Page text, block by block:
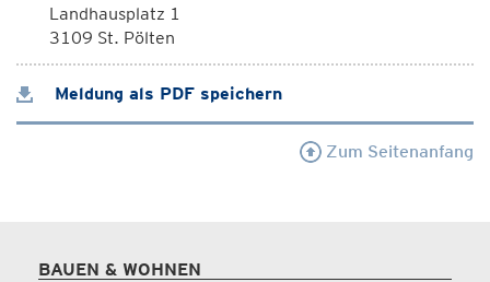
Landhausplatz 1
3109 St. Pölten
Meldung als PDF speichern
Zum Seitenanfang
BAUEN & WOHNEN